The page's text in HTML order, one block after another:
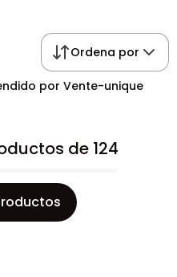
Ordena por
por Vente-unique
de 124